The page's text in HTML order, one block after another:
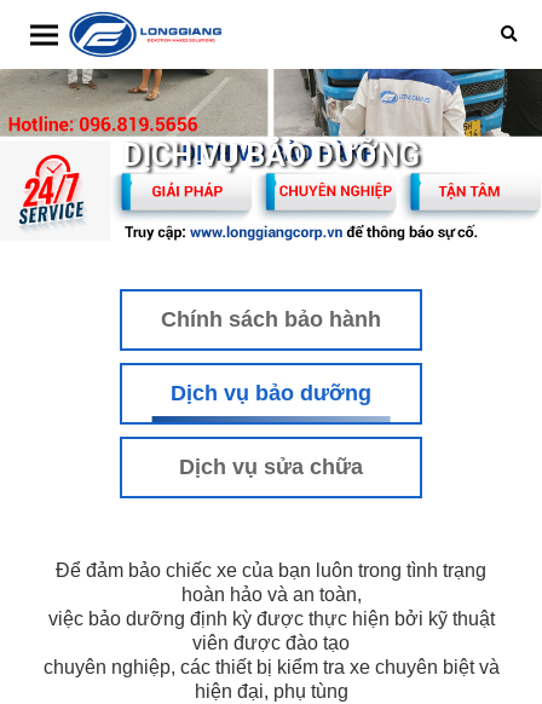
Toggle navigation
DỊCH VỤ BẢO DƯỠNG
Chính sách bảo hành
Dịch vụ bảo dưỡng
Dịch vụ sửa chữa
Để đảm bảo chiếc xe của bạn luôn trong tình trạng
hoàn hảo và an toàn,
việc bảo dưỡng định kỳ được thực hiện bởi kỹ thuật
viên được đào tạo
chuyên nghiệp, các thiết bị kiểm tra xe chuyên biệt và
hiện đại, phụ tùng